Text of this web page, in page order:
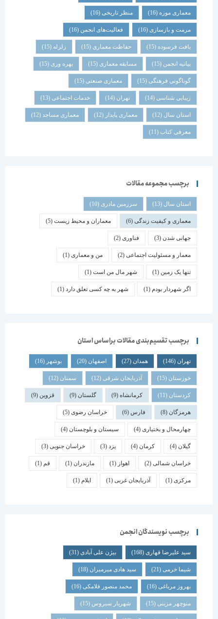
معماری موزه(16) منظر تاریخی(16)
مرمت و بازسازی(16) فعالیت‌های انجمن(16)
بافت فرسوده(15) حفاظت معماری(15) زلزله(15)
بیانیه انجمن(15) مسابقه معماری(15) بهره وری(15)
گوناگونی فرهنگی(15) معماری صنعتی(15)
زیبایی شناسی(14) تهران(14) خدمات اجتماعی(13)
استان سال(12) معماری پایدار(12) معماری مساجد(12)
معرفی کتاب(11)
برچسب مجموعه مقالات
استان سال(13) سرزمین مادری(10)
معماری و کیفیت زندگی(6) معماران و محیط زیست(5)
جهانی شدن(3) فناوری(2)
معمار و مسئولیت اجتماعی(2) من و معماری(1)
تنها یک زمین(1) شهر مال من است(1)
اگر شهردار بودم(1) شهر به چه کسی تعلق دارد(1)
برچسب تقسیم‌بندی مقالات براساس استان
تهران(146) همدان(27) اصفهان(20) بوشهر(16)
خوزستان(15) آذربایجان شرقی (12) سمنان(12)
کردستان(11) کرمانشاه(9) گلستان(9) قزوین(9)
هرمزگان(8) فارس (6) خراسان رضوی(5)
چهارمحال و بختیاری(4) سیستان و بلوچستان(4)
گیلان(4) کرمان(4)
(3) خراسان جنوبی(3)
خراسان شمالی(2) اهواز(1) مازندران(1)
(1)
مرکزی(1) آذربایجان غربی(1) ایلام(1)
برچسب نویسندگان انجمن
سید علیرضا قهاری(168) بیژن علی آبادی(31)
شیما خرمی (21) سید هادی میرمیران(18)
بهروز مرباغی(16) محمد منصور فلامکی(16)
منوچهر مزینی(15) شهریار سیروس(15)